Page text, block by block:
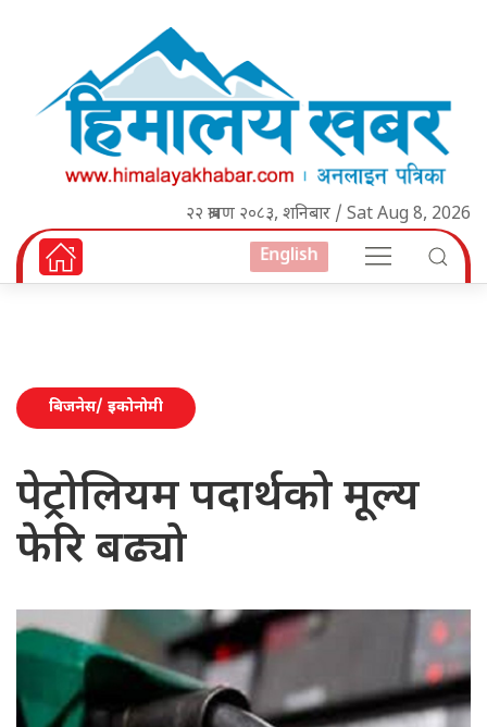
२२ श्रावण २०८३, शनिबार / Sat Aug 8, 2026
English
बिजनेस/ इकोनोमी
पेट्रोलियम पदार्थको मूल्य
फेरि बढ्यो